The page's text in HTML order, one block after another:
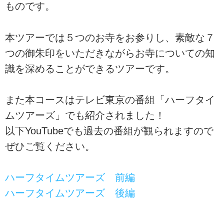
ものです。
本ツアーでは５つのお寺をお参りし、素敵な７
つの御朱印をいただきながらお寺についての知
識を深めることができるツアーです。
また本コースはテレビ東京の番組「ハーフタイ
ムツアーズ」でも紹介されました！
以下YouTubeでも過去の番組が観られますので
ぜひご覧ください。
ハーフタイムツアーズ 前編
ハーフタイムツアーズ 後編